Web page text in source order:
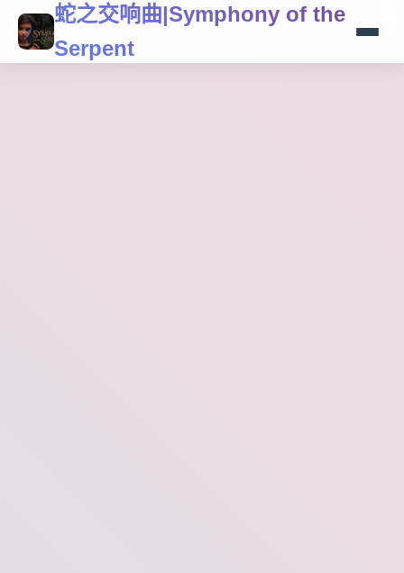
蛇之交响曲|Symphony of the
Serpent